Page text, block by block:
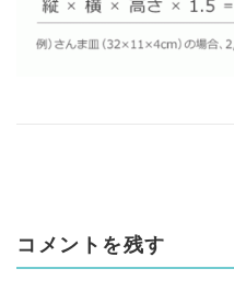
コメントを残す